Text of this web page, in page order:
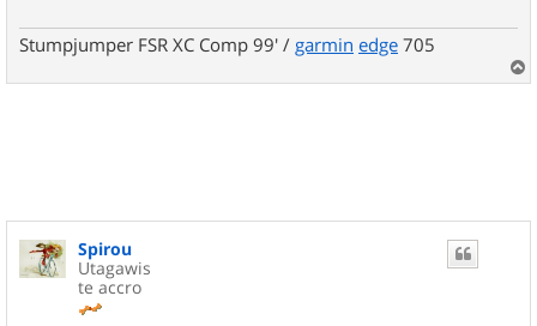
Stumpjumper FSR XC Comp 99' / garmin edge 705
a
Spirou
Utagawis
te accro